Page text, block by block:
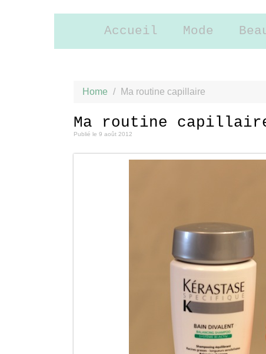
Accueil Mode
Home / Ma routine capillaire
Ma routine
Publié le 9 août 2012